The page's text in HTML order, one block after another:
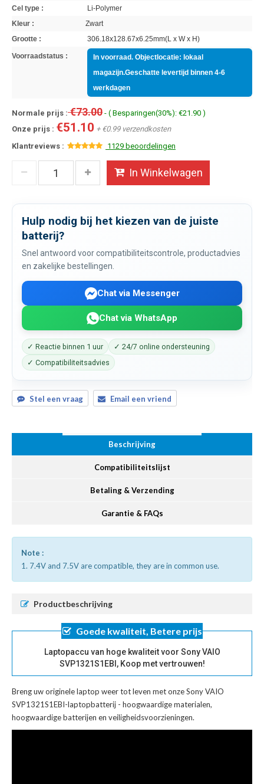
Cel type :
Li-Polymer
Kleur :
Zwart
Grootte :
306.18x128.67x6.25mm(L x W x H)
Voorraadstatus :
In voorraad. Objectlocatie: lokaal
magazijn.Geschatte levertijd binnen 4-6
werkdagen
Normale prijs :€73.00 - ( Besparingen(30%): €21.90 )
Onze prijs : €51.10 + €0.99 verzendkosten
Klantreviews :
1129 beoordelingen
In Winkelwagen
Hulp nodig bij het kiezen van de juiste
batterij?
Snel antwoord voor compatibiliteitscontrole, productadvies
en zakelijke bestellingen.
Chat via Messenger
Chat via WhatsApp
✓ Reactie binnen 1 uur
✓ 24/7 online ondersteuning
✓ Compatibiliteitsadvies
Stel een vraag Email een vriend
Beschrijving
Compatibiliteitslijst
Betaling & Verzending
Garantie & FAQs
Note :
1. 7.4V and 7.5V are compatible, they are in common use.
Productbeschrijving
Goede kwaliteit, Betere prijs
Laptopaccu van hoge kwaliteit voor Sony VAIO
SVP1321S1EBI, Koop met vertrouwen!
Breng uw originele laptop weer tot leven met onzeSony VAIO
SVP1321S1EBI-laptopbatterij - hoogwaardige materialen,
hoogwaardige batterijen en veiligheidsvoorzieningen.